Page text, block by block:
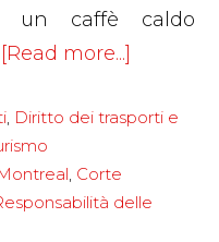
un caffè caldo
[Read more...]
, Diritto dei trasporti e
, Corte
delle